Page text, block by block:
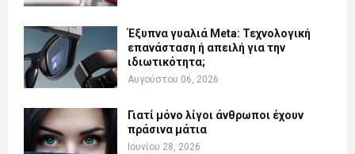
Έξυπνα γυαλιά Meta: Τεχνολογική
επανάσταση ή απειλή για την
ιδιωτικότητα;
Αυγούστου 06, 2026
Γιατί μόνο λίγοι άνθρωποι έχουν
πράσινα μάτια
Ιουνίου 28, 2026